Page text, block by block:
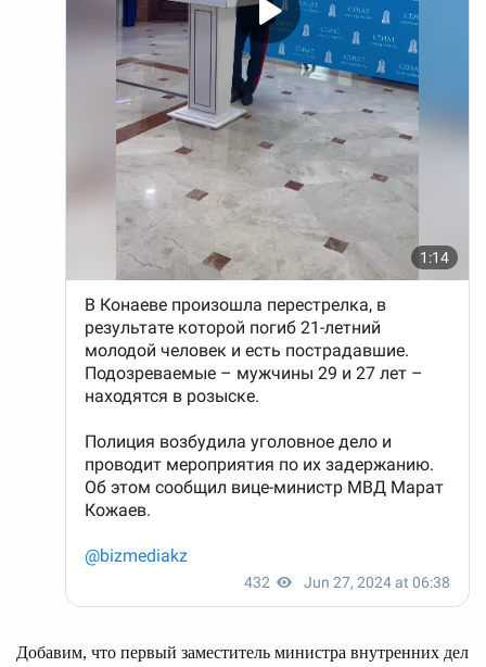
Добавим, что первый заместитель министра внутренних дел